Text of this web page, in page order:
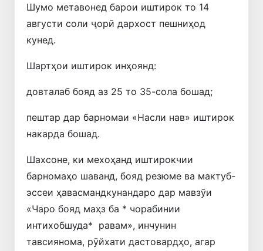
Шумо метавонед барои иштирок то 14
августи соли ҷорӣ дархост пешниҳод
кунед.
Шартҳои иштирок инҳоянд:
довталаб бояд аз 25 то 35-сола бошад;
пештар дар барномаи «Насли нав» иштирок
накарда бошад.
Шахсоне, ки мехоҳанд иштирокчии
барномаҳо шаванд, бояд резюме ва мактуб-
эссеи ҳавасмандкунандаро дар мавзӯи
«Чаро бояд маҳз ба * чорабинии
интихобшуда* равам», инчунин
тавсиянома, рӯйхати дастовардҳо, агар